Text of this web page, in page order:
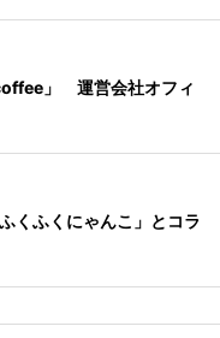
」 運営会社オフィ
くふくにゃんこ」とコラ